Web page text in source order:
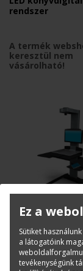
rendszer
A termék
keresztül nem
vásárolható!
I2S DIGIBOOK
i2S eScan Open
Ez a
Sütiket
a látogatóink
tevékenységünk